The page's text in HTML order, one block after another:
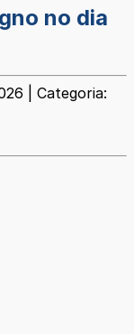
no dia
| Categoria: